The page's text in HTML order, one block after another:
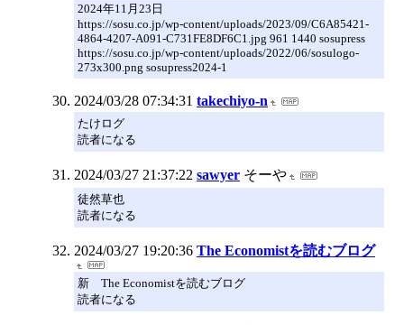
2024年11月23日
https://sosu.co.jp/wp-content/uploads/2023/09/C6A85421-
4864-4207-A091-C731FE8DF6C1.jpg 961 1440 sosupress
https://sosu.co.jp/wp-content/uploads/2022/06/sosulogo-
273x300.png sosupress2024-1
2024/03/28 07:34:31 takechiyo-n
たけログ
読者になる
2024/03/27 21:37:22 sawyer そーや
徒然草也
読者になる
2024/03/27 19:20:36 The Economistを読むブログ
新 The Economistを読むブログ
読者になる